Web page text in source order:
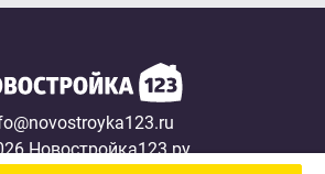
Новостройка123.ру